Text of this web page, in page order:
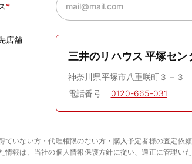
店舗
三井のリハウス 平塚セン
神奈川県平塚市八重咲町３－３
電話番号
0120-665-031
ていない方・代理権限のない方・購入予定者様の査定依頼
情報は、当社の個人情報保護方針に従い、適正に管理いた